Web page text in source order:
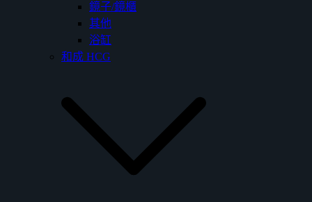
鏡子/鏡櫃
其他
浴缸
和成 HCG